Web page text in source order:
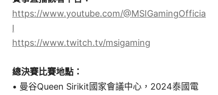
https://www.youtube.com/@MSIGamingOfficia
l
https://www.twitch.tv/msigaming
總決賽比賽地點：
• 曼谷Queen Sirikit國家會議中心，2024泰國電